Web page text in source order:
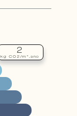
2
kg CO2/m².ano